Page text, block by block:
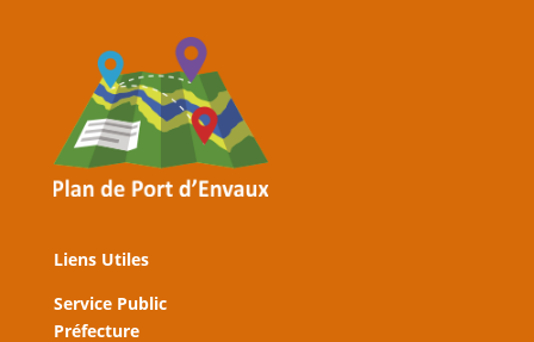
Liens Utiles
Service Public
Préfecture